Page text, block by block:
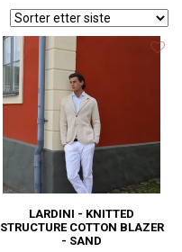
LARDINI - KNITTED
STRUCTURE COTTON BLAZER
- SAND